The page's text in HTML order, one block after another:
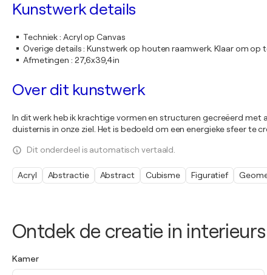
Ontdek de creatie in interieurs
Kamer
Kunstwerk details
Techniek: Acryl op Canvas
Overige details:Kunstwerk op houten raamwerk. Klaar om op
Afmetingen : 27,6x39,4in
Over dit kunstwerk
In dit werk heb ik krachtige vormen en structuren gecreëerd met
duisternis in onze ziel. Het is bedoeld om een energieke sfeer te
Dit onderdeel is automatisch vertaald.
Acryl Abstractie Abstract Cubisme Figuratief